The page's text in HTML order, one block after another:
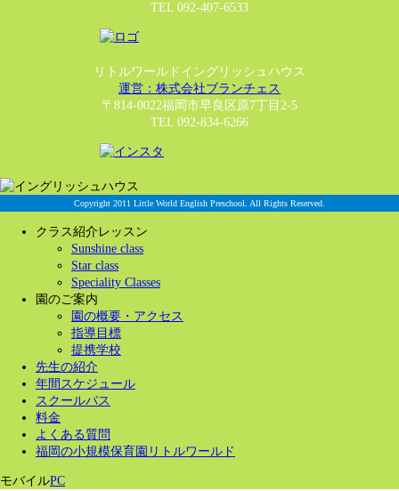
TEL 092-407-6533
リトルワールドイングリッシュハウス
運営：株式会社ブランチェス
〒814-0022福岡市早良区原7丁目2-5
TEL 092-834-6266
Copyright 2011 Little World English Preschool. All Rights Reserved.
クラス紹介レッスン
Sunshine class
Star class
Speciality Classes
園のご案内
園の概要・アクセス
指導目標
提携学校
先生の紹介
年間スケジュール
スクールバス
料金
よくある質問
福岡の小規模保育園リトルワールド
モバイルPC